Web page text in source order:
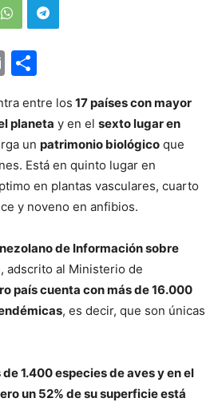
Email
entre los 17 países con mayor
planeta y en el sexto lugar en
un patrimonio biológico que
Está en quinto lugar en
en plantas vasculares, cuarto
y noveno en anfibios.
de Información sobre
, adscrito al Ministerio de
país cuenta con más de 16.000
, es decir, que son únicas
1.400 especies de aves y en el
un 52% de su superficie está